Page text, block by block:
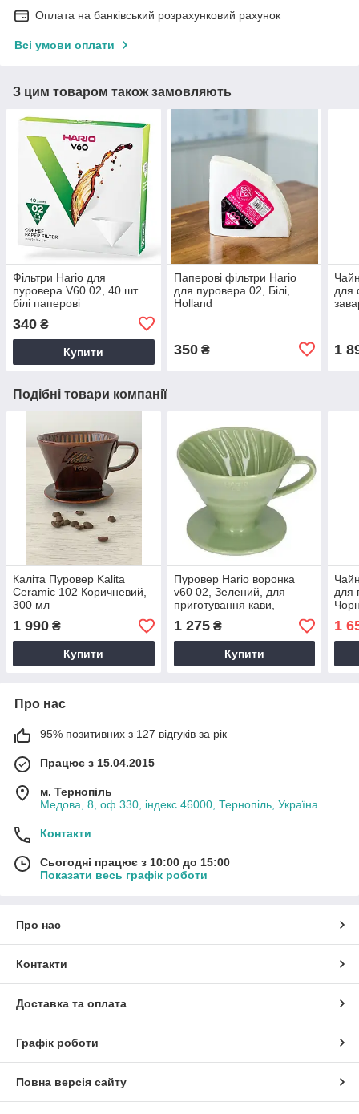
Оплата на банківський розрахунковий рахунок
Всі умови оплати
З цим товаром також замовляють
Фільтри Hario для
пуровера V60 02, 40 шт
білі паперові
340 ₴
Купити
Паперові фільтри Hario
для пуровера 02, Білі,
Holland
350₴
для
1
Подібні товари компанії
Каліта Пуровер Kalita
Ceramic 102 Коричневий,
300 мл
1 990 ₴
Купити
Пуровер Hario воронка
v60 02, Зелений, для
приготування кави,
кераміка, 400 мл, на 4
порції
1 275₴
Купити
для
1
Про нас
95% позитивних з 127 відгуків за рік
Працює з 15.04.2015
м. Тернопіль
Медова, 8, оф.330, індекс 46000, Тернопіль, Україна
Контакти
Сьогодні працює з 10:00 до 15:00
Показати весь графік роботи
Про нас
Контакти
Доставка та оплата
Графік роботи
Повна версія сайту